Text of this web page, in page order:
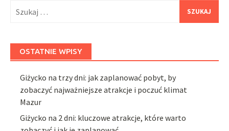
OSTATNIE WPISY
Giżycko na trzy dni: jak zaplanować pobyt, by
zobaczyć najważniejsze atrakcje i poczuć klimat
Mazur
Giżycko na 2 dni: kluczowe atrakcje, które warto